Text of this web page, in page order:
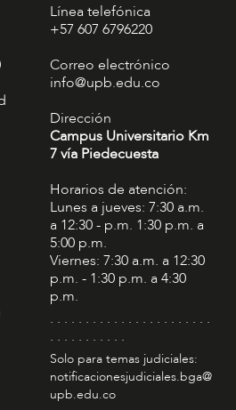
Línea telefónica
+57 607 6796220
Correo electrónico
info@upb.edu.co
Dirección
Campus Universitario Km
7 vía Piedecuesta
Horarios de atención:
Lunes a jueves: 7:30 a.m.
a 12:30 - p.m. 1:30 p.m. a
5:00 p.m.
Viernes: 7:30 a.m. a 12:30
p.m. - 1:30 p.m. a 4:30
p.m.
. . . . . . . . . . . . . . . . . . . . . . .
. . . . . . . . . . .
Solo para temas judiciales:
notificacionesjudiciales.bga@
upb.edu.co